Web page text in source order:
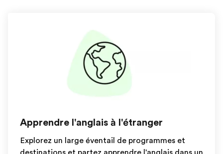
Apprendre l'anglais à l'étranger
Explorez un large éventail de programmes et